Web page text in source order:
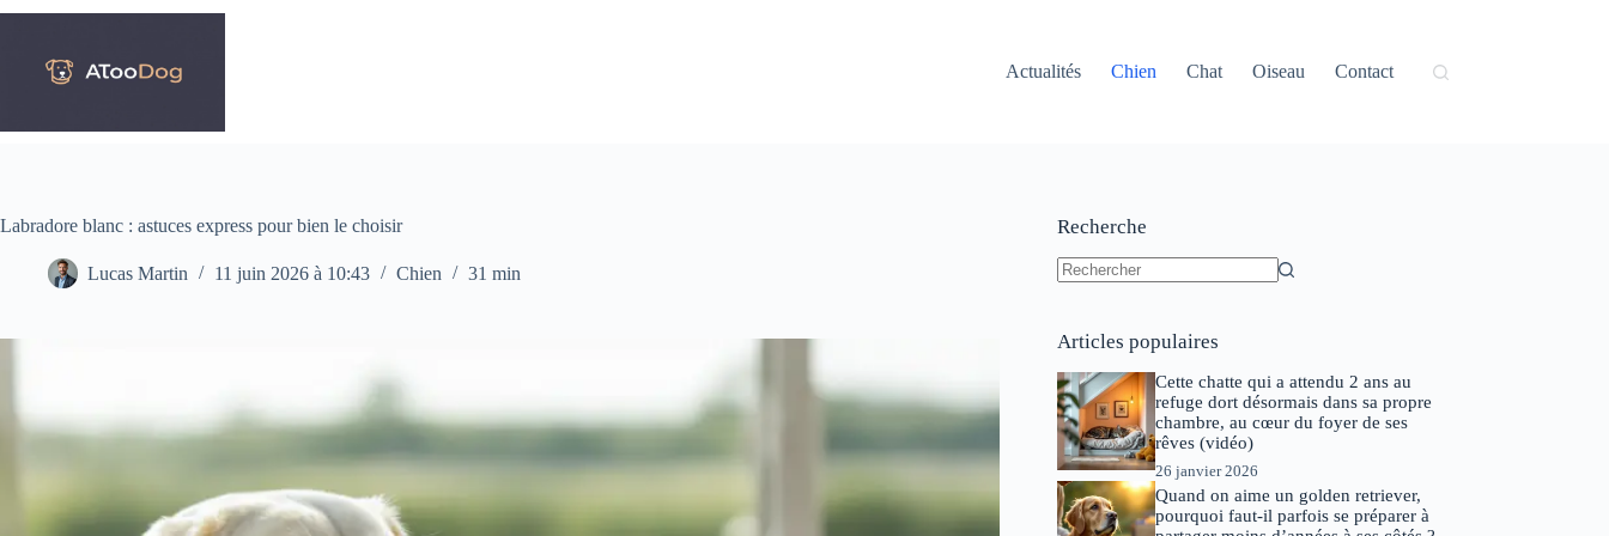
Passer
Actualités
Chien Chat Oiseau Contact
Labradore blanc : astuces express pour bien le choisir
Lucas Martin 11 juin 2026 à 10:43 Chien 31 min
Recherche
Articles populaires
Cette chatte qui a attendu 2 ans au
refuge dort désormais dans sa propre
chambre, au cœur du foyer de ses
rêves (vidéo)
26 janvier 2026
Quand on aime un golden retriever,
pourquoi faut-il parfois se préparer à